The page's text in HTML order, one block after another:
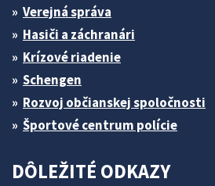
Verejná správa
Hasiči a záchranári
Krízové riadenie
Schengen
Rozvoj občianskej spoločnosti
Športové centrum polície
DÔLEŽITÉ ODKAZY